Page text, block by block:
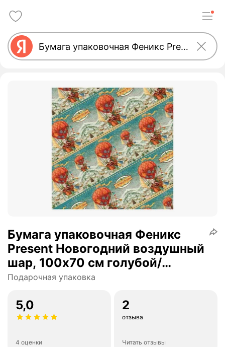
Бумага упаковочная Феникс
Present Новогодний воздушный
шар, 100х70 см голубой/
красный шт. 70 см новогодний
Подарочная упаковка
5,0
4 оценки
2
отзыва
Читать отзывы